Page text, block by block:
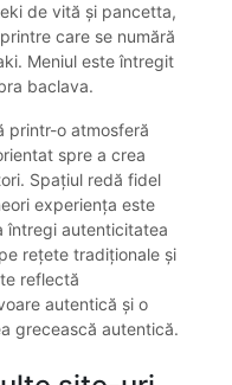
de vită și pancetta,
care se numără
Meniul este întregit
baclava.
printr-o atmosferă
spre a crea
Spațiul redă fidel
experiența este
întregi autenticitatea
rețete tradiționale și
reflectă
autentică și o
grecească autentică.